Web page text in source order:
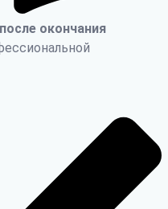
окончания